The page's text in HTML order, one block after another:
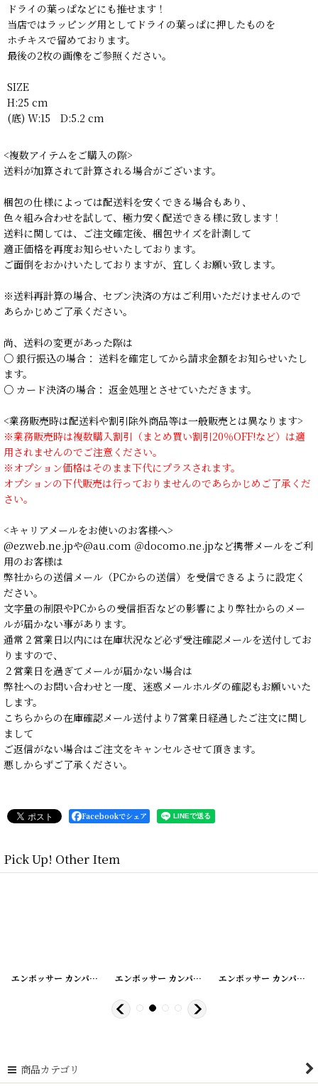
ドライの葉っぱなどにも推せます！
当店ではラッピング用としてドライの葉っぱに押したものを
ホチキスで留めております。
最後の2枚の画像をご参照ください。
SIZE
H:25 cm
(底) W:15 D:5.2 cm
<複数アイテムをご購入の際>
送料が加算されて計算される場合がございます。
梱包の仕様によっては配送料を安くできる場合もあり、
色々組み合わせを試して、極力安く配送できる様に致します！
送料に関しては、ご注文確定後、梱包サイズを計測して
適正価格を再度お知らせいたしております。
ご面倒をおかけいたしておりますが、宜しくお願い致します。
※送料再計算の場合、セブン決済の方はご利用いただけませんので
あらかじめご了承ください。
尚、送料の変更があった際は
○ 銀行振込の場合： 送料を確定してから請求金額をお知らせいたし
ます。
○ カード決済の場合： 返金処理とさせていただきます。
<業務販売時は配送料や割引除外商品等は一般販売とは異なります>
※業務販売時は複数購入割引（まとめ買い割引20％OFF!など）は適
用されませんのでご注意ください。
※オプション価格はそのまま下代にプラスされます。
オプションの下代販売は行っておりませんのであらかじめご了承くだ
さい。
<キャリアメールをお使いのお客様へ>
@ezweb.ne.jpや@au.com ＠docomo.ne.jpなど携帯メールをご利
用のお客様は
弊社からの送信メール（PCからの送信）を受信できるように設定く
ださい。
文字量の制限やPCからの受信拒否などの影響により弊社からのメー
ルが届かない事があります。
通常２営業日以内には在庫状況など必ず受注確認メールを送付してお
りますので、
２営業日を過ぎてメールが届かない場合は
弊社へのお問い合わせと一度、迷惑メールホルダの確認もお願いいた
します。
こちらからの在庫確認メール送付より7営業日経過したご注文に関し
まして
ご返信がない場合はご注文をキャンセルさせて頂きます。
悪しからずご了承ください。
Facebookでシェア
Pick Up! Other Item
[20200424-13]エンボッサー カンパニーシール [20200424-14]エンボッサー カンパニーシール [20200424-11]エンボッサー カンパニーシール
商品カテゴリ